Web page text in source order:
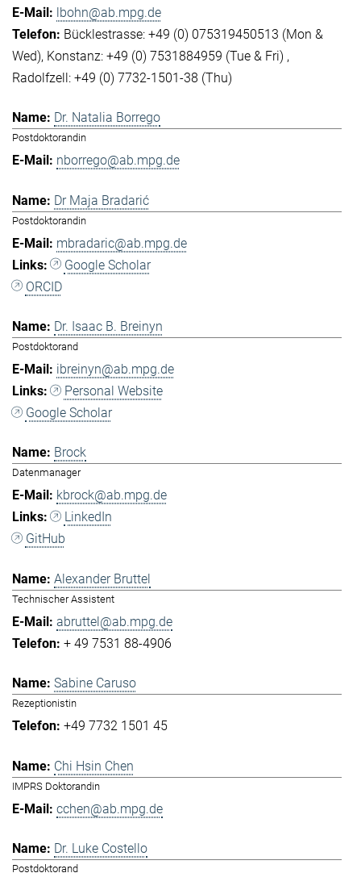
lbohn@ab.mpg.de
Bücklestrasse: +49 (0) 075319450513 (Mon &
Wed) Konstanz: +49 (0) 7531884959 (Tue & Fri)
Radolfzell: +49 (0) 7732-1501-38 (Thu)
Dr. Natalia Borrego
Postdoktorandin
nborrego@ab.mpg.de
Dr Maja Bradarić
Postdoktorandin
mbradaric@ab.mpg.de
Google Scholar
ORCID
Dr. Isaac B. Breinyn
Postdoktorand
ibreinyn@ab.mpg.de
Personal Website
Google Scholar
Brock
Datenmanager
kbrock@ab.mpg.de
LinkedIn
GitHub
Alexander Bruttel
Technischer Assistent
abruttel@ab.mpg.de
+ 49 7531 88-4906
Sabine Caruso
Rezeptionistin
+49 7732 1501 45
Chi Hsin Chen
IMPRS Doktorandin
cchen@ab.mpg.de
Dr. Luke Costello
Postdoktorand